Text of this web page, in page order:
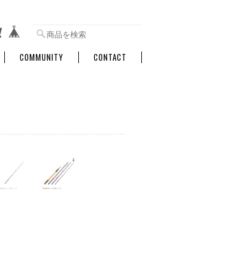
COMMUNITY CONTACT